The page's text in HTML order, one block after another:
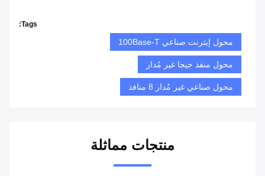
Tags:
محول إيثرنت صناعي 100Base-T
محول منفذ جيجا غير مُدار
محول صناعي غير مُدار 8 منافذ
منتجات مماثلة